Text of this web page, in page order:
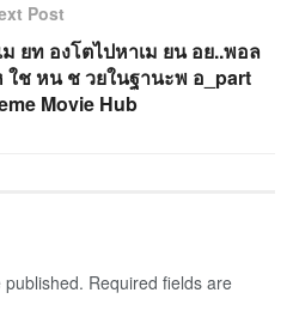
Post
ม ยท องโตไปหาเม ยน อย..พอล
ช หน ช วยในฐานะพ อ_part
Movie Hub
Required fields are